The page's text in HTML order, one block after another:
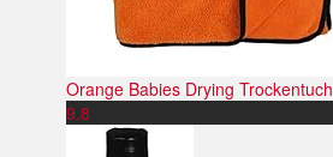
Orange Babies Drying Trockentuch
9.8